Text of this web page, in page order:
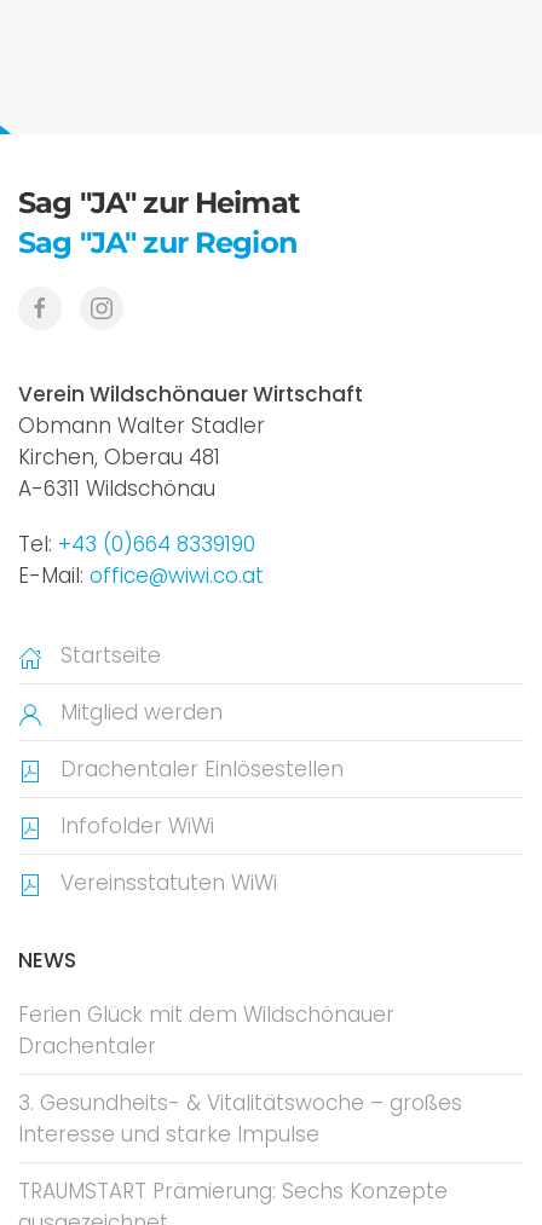
Sag "JA" zur Heimat
Sag "JA" zur Region
Verein Wildschönauer Wirtschaft
Obmann Walter Stadler
Kirchen, Oberau 481
A-6311 Wildschönau
Tel: +43 (0)664 8339190
E-Mail: office@wiwi.co.at
Startseite
Mitglied werden
Drachentaler Einlösestellen
Infofolder WiWi
Vereinsstatuten WiWi
NEWS
Ferien Glück mit dem Wildschönauer
Drachentaler
3. Gesundheits- & Vitalitätswoche – großes
Interesse und starke Impulse
TRAUMSTART Prämierung: Sechs Konzepte